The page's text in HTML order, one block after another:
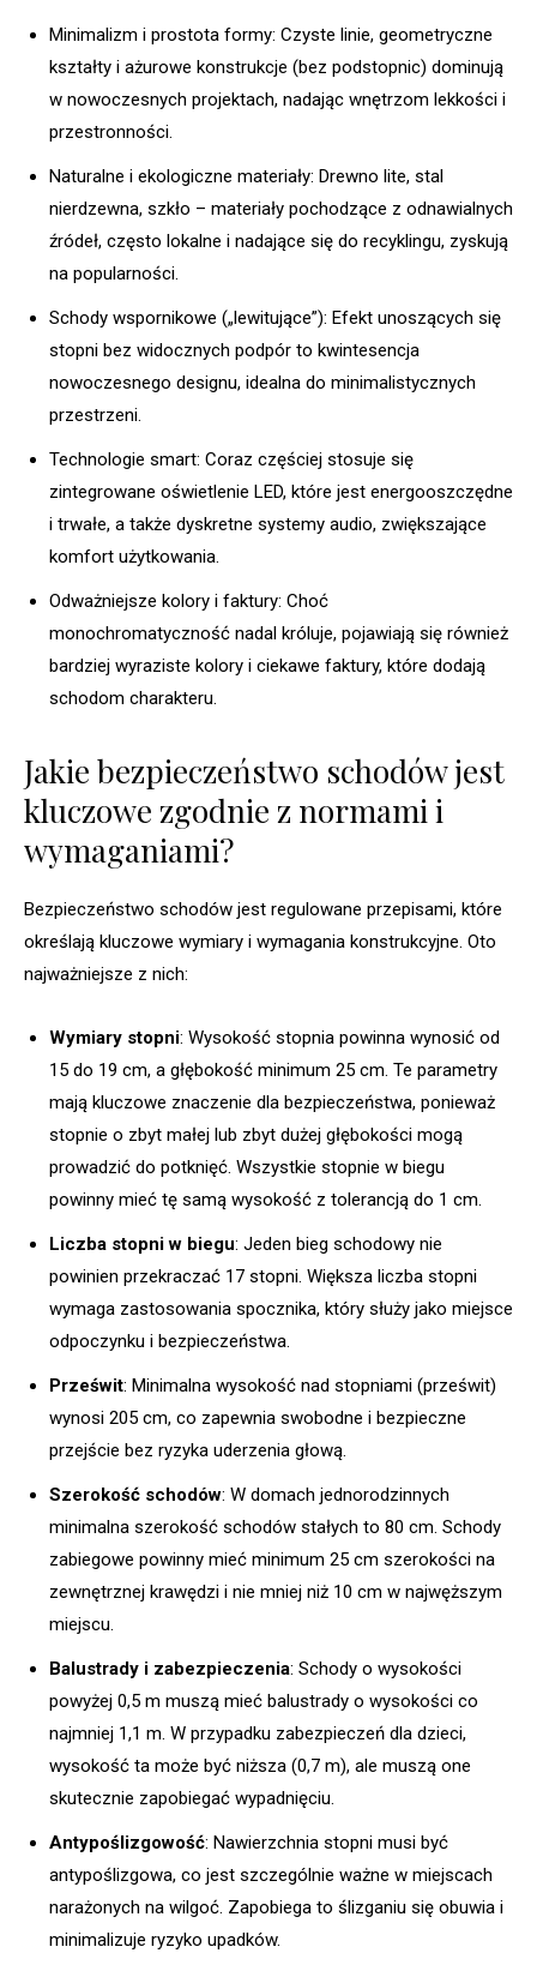
Minimalizm i prostota formy: Czyste linie, geometryczne
kształty i ażurowe konstrukcje (bez podstopnic) dominują
w nowoczesnych projektach, nadając wnętrzom lekkości i
przestronności.
Naturalne i ekologiczne materiały: Drewno lite, stal
nierdzewna, szkło – materiały pochodzące z odnawialnych
źródeł, często lokalne i nadające się do recyklingu, zyskują
na popularności.
Schody wspornikowe („lewitujące”): Efekt unoszących się
stopni bez widocznych podpór to kwintesencja
nowoczesnego designu, idealna do minimalistycznych
przestrzeni.
Technologie smart: Coraz częściej stosuje się
zintegrowane oświetlenie LED, które jest energooszczędne
i trwałe, a także dyskretne systemy audio, zwiększające
komfort użytkowania.
Odważniejsze kolory i faktury: Choć
monochromatyczność nadal króluje, pojawiają się również
bardziej wyraziste kolory i ciekawe faktury, które dodają
schodom charakteru.
Jakie bezpieczeństwo schodów jest
kluczowe zgodnie z normami i
wymaganiami?
Bezpieczeństwo schodów jest regulowane przepisami, które
określają kluczowe wymiary i wymagania konstrukcyjne. Oto
najważniejsze z nich:
Wymiary stopni: Wysokość stopnia powinna wynosić od
15 do 19 cm, a głębokość minimum 25 cm. Te parametry
mają kluczowe znaczenie dla bezpieczeństwa, ponieważ
stopnie o zbyt małej lub zbyt dużej głębokości mogą
prowadzić do potknięć. Wszystkie stopnie w biegu
powinny mieć tę samą wysokość z tolerancją do 1 cm.
Liczba stopni w biegu: Jeden bieg schodowy nie
powinien przekraczać 17 stopni. Większa liczba stopni
wymaga zastosowania spocznika, który służy jako miejsce
odpoczynku i bezpieczeństwa.
Prześwit: Minimalna wysokość nad stopniami (prześwit)
wynosi 205 cm, co zapewnia swobodne i bezpieczne
przejście bez ryzyka uderzenia głową.
Szerokość schodów: W domach jednorodzinnych
minimalna szerokość schodów stałych to 80 cm. Schody
zabiegowe powinny mieć minimum 25 cm szerokości na
zewnętrznej krawędzi i nie mniej niż 10 cm w najwęższym
miejscu.
Balustrady i zabezpieczenia: Schody o wysokości
powyżej 0,5 m muszą mieć balustrady o wysokości co
najmniej 1,1 m. W przypadku zabezpieczeń dla dzieci,
wysokość ta może być niższa (0,7 m), ale muszą one
skutecznie zapobiegać wypadnięciu.
Antypoślizgowość: Nawierzchnia stopni musi być
antypoślizgowa, co jest szczególnie ważne w miejscach
narażonych na wilgoć. Zapobiega to ślizganiu się obuwia i
minimalizuje ryzyko upadków.